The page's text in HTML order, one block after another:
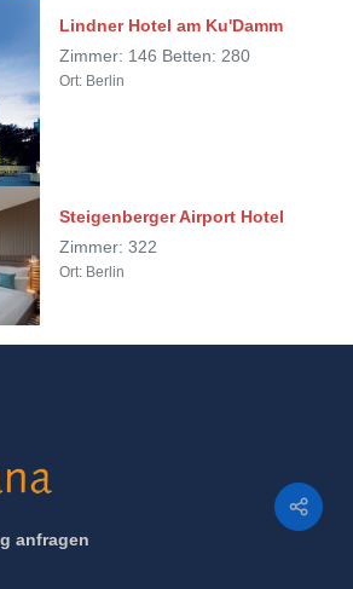
Teilen
Lindner Hotel am Ku'Damm
Zimmer: 146 Betten: 280
Ort: Berlin
Steigenberger Airport Hotel
Zimmer: 322
Ort: Berlin
anfragen